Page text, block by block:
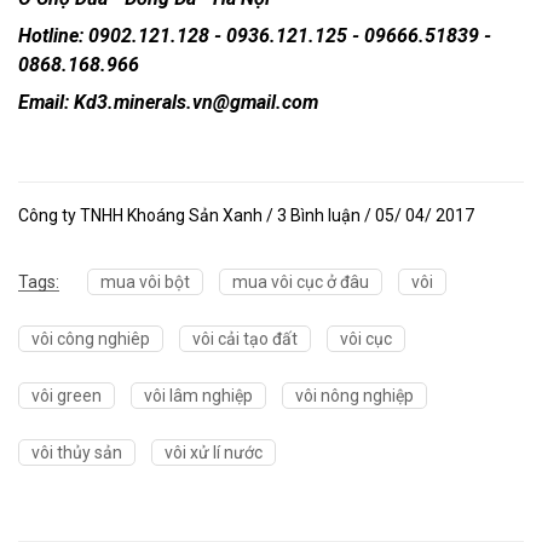
Hotline: 0902.121.128 - 0936.121.125 - 09666.51839 -
0868.168.966
Email: Kd3.minerals.vn@gmail.com
Công ty TNHH Khoáng Sản Xanh / 3 Bình luận / 05/ 04/ 2017
Tags: mua vôi bột mua vôi cục ở đâu vôi
vôi công nghiêp vôi cải tạo đất vôi cục
vôi green vôi lâm nghiệp vôi nông nghiệp
vôi thủy sản vôi xử lí nước